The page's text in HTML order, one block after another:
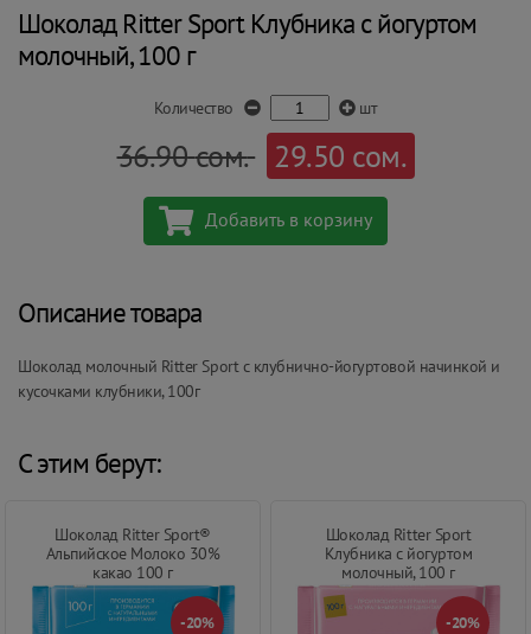
Шоколад Ritter Sport Клубника с йогуртом
молочный, 100 г
Количество шт
36.90сом. 29.50 сом.
Добавить в корзину
Описание товара
Шоколад молочный Ritter Sport с клубнично-йогуртовой начинкой и
кусочками клубники, 100г
С этим берут:
Шоколад Ritter Sport®
Альпийское Молоко 30%
какао 100 г
-20%
Шоколад Ritter Sport
Клубника с йогуртом
молочный, 100 г
-20%